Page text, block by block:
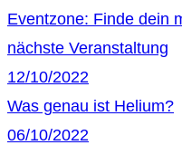
Eventzone: Finde dein
nächste Veranstaltung
12/10/2022
Was genau ist Helium?
06/10/2022